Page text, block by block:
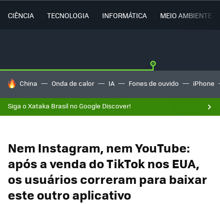
CIÊNCIA TECNOLOGIA INFORMÁTICA MEIO AMBIENTE
TENDÊNCIAS DO DIA
China Onda de calor IA Fones de ouvido iPhone
Siga o Xataka Brasil no Google Discover!
Nem Instagram, nem YouTube:
após a venda do TikTok nos EUA,
os usuários correram para baixar
este outro aplicativo